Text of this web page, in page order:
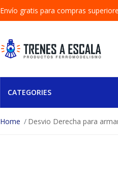
Envío gratis para compras
CATEGORIES
Home Desvio Derecha para